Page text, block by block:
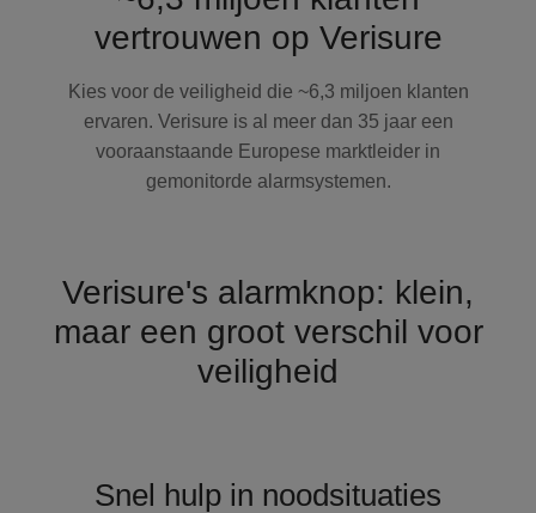
vertrouwen op Verisure
Kies voor de veiligheid die ~6,3 miljoen klanten
ervaren. Verisure is al meer dan 35 jaar een
vooraanstaande Europese marktleider in
gemonitorde alarmsystemen.
Verisure's alarmknop: klein,
maar een groot verschil voor
veiligheid
Snel hulp in noodsituaties